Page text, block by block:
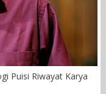
Puisi Riwayat Karya